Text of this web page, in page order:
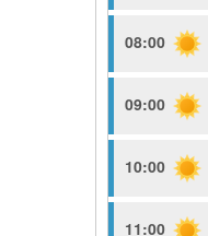
08:00
09:00
10:00
11:00